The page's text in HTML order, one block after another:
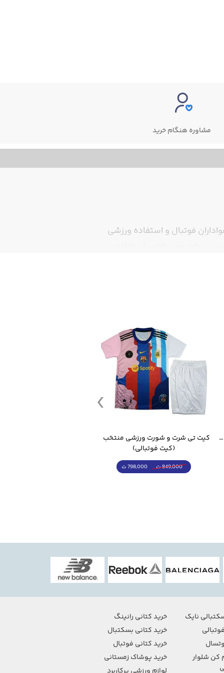
مشاوره هنگام خرید
فوتبال و استفاده ورزشی
قمقمه ورزشی جاگ واتر 2.2 لیتر ایزی فیت
(کیت فوتبالی)
849,000 ت 798,000 ت
نایک
کن شلوار
خرید کتانی رانینگ
خرید کتانی بسکتبال
خرید کتانی فوتبال
خرید پوشاک زمستانی